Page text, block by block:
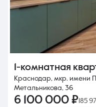
1-комнатная
Краснодар, мкр. имени
Метальникова, 36
6 100 000 ₽ 185